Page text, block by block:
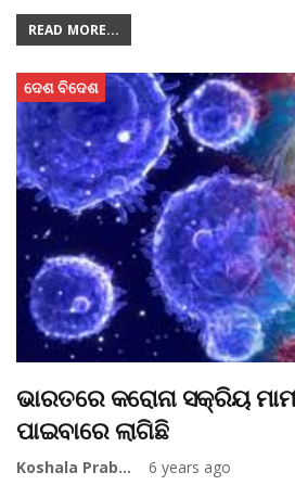
READ MORE...
ଦେଶ ବିଦେଶ
ଭାରତରେ କରୋନା ସକ୍ରିୟ
ପାଇବାରେ ଲାଗିଛି
Koshala Prabaha 6 years ago